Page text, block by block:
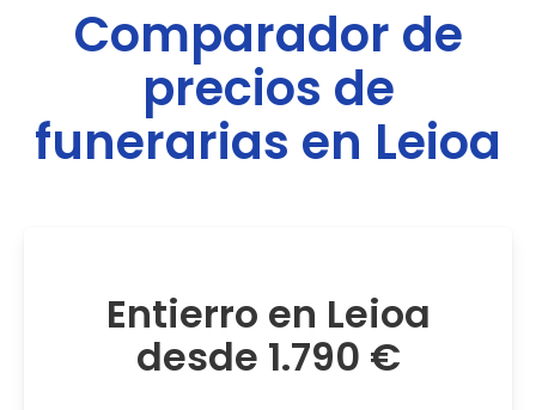
Comparador de
precios de
funerarias en Leioa
Entierro en Leioa
desde 1.790 €